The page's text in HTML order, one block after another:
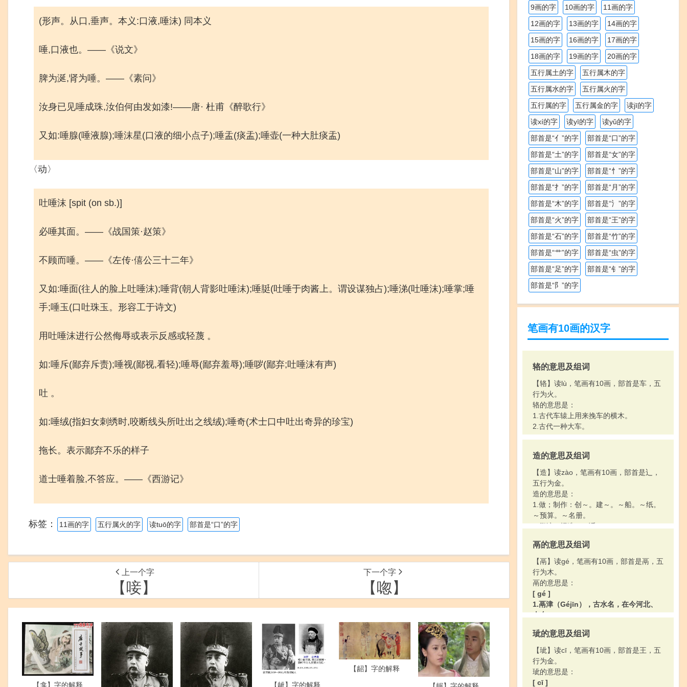
(形声。从口,垂声。本义:口液,唾沫) 同本义
唾,口液也。——《说文》
脾为涎,肾为唾。——《素问》
汝身已见唾成珠,汝伯何由发如漆!——唐· 杜甫《醉歌行》
又如:唾腺(唾液腺);唾沫星(口液的细小点子);唾盂(痰盂);唾壶(一种大肚痰盂)
〈动〉
吐唾沫 [spit (on sb.)]
必唾其面。——《战国策·赵策》
不顾而唾。——《左传·僖公三十二年》
又如:唾面(往人的脸上吐唾沫);唾背(朝人背影吐唾沫);唾脡(吐唾于肉酱上。谓设谋独占);唾涕(吐唾沫);唾掌;唾
手;唾玉(口吐珠玉。形容工于诗文)
用吐唾沫进行公然侮辱或表示反感或轻蔑 。
如:唾斥(鄙弃斥责);唾视(鄙视,看轻);唾辱(鄙弃羞辱);唾哕(鄙弃;吐唾沫有声)
吐 。
如:唾绒(指妇女刺绣时,咬断线头所吐出之线绒);唾奇(术士口中吐出奇异的珍宝)
拖长。表示鄙弃不乐的样子
道士唾着脸,不答应。——《西游记》
标签： 11画的字 五行属火的字 读tuō的字 部首是“口”的字
上一个字
【唼】
下一个字
【唿】
【龛】字的解释 【龇】字的解释
【龆】字的解释
9画的字 10画的字
11画的字
12画的字
13画的字
14画的字
15画的字
16画的字
17画的字
18画的字
19画的字
20画的字
五行属土的字
五行属木的字
五行属水的字
五行属火的字
五行属的字
五行属金的字
读jī的字
读xí的字
读yī的字
读yǔ的字
部首是“亻”的字
部首是“口”的字
部首是“土”的字
部首是“女”的字
部首是“山”的字
部首是“忄”的字
部首是“扌”的字
部首是“月”的字
部首是“木”的字
部首是“氵”的字
部首是“火”的字
部首是“王”的字
部首是“石”的字
部首是“竹”的字
部首是“艹”的字
部首是“虫”的字
部首是“足”的字
部首是“钅”的字
部首是“阝”的字
笔画有10画的汉字
辂的意思及组词
【辂】读lù，笔画有10画，部首是车，五
行为火。
辂的意思是：
1.古代车辕上用来挽车的横木。
2.古代一种大车。
造的意思及组词
【造】读zào，笔画有10画，部首是辶，
五行为金。
造的意思是：
1.做；制作：创～。建～。～船。～纸。
～预算。～名册。
2.假编；捏造：～谣。
4.指相对两方面的人，法院里专用于诉讼
的两方：两～。甲～。
5.农作物的收成：早～。晚～。
6.农作物收成的次数：一年三～皆丰收。
7.前往；到：～访。登峰～极。
8.成就：～诣。深～。
9.培养：可～之才。
鬲的意思及组词
【鬲】读gé，笔画有10画，部首是鬲，五
行为木。
鬲的意思是：
[ gé ]
1.鬲津（Géjīn），古水名，在今河北、
山东。
[ lì ]
古代炊具，样子像鼎，足部中空。
玼的意思及组词
【玼】读cī，笔画有10画，部首是王，五
行为金。
玼的意思是：
[ cī ]